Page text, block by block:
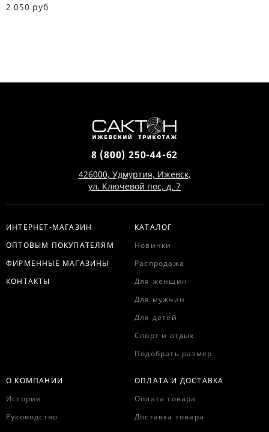
2 050 руб
8 (800) 250-44-62
426000, Удмуртия, Ижевск,
ул. Ключевой пос, д. 7
ИНТЕРНЕТ-МАГАЗИН
ОПТОВЫМ ПОКУПАТЕЛЯМ
ФИРМЕННЫЕ МАГАЗИНЫ
КОНТАКТЫ
КАТАЛОГ
Новинки
Распродажа
Для женщин
Для мужчин
Для детей
Спорт и отдых
Подобрать размер
О КОМПАНИИ
История
Руководство
ОПЛАТА И ДОСТАВКА
Оплата товара
Доставка товара